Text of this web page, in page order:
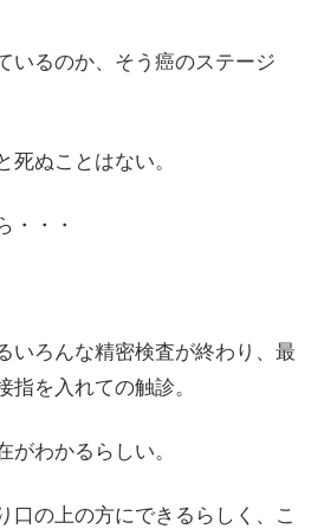
いるのか、そう癌のステージ
死ぬことはない。
・・・
いろんな精密検査が終わり、最
指を入れての触診。
がわかるらしい。
口の上の方にできるらしく、こ